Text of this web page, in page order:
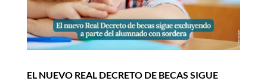
EL NUEVO REAL DECRETO DE BECAS SIGUE